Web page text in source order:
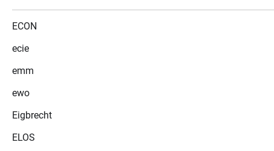
ECON
ecie
emm
ewo
Eigbrecht
ELOS